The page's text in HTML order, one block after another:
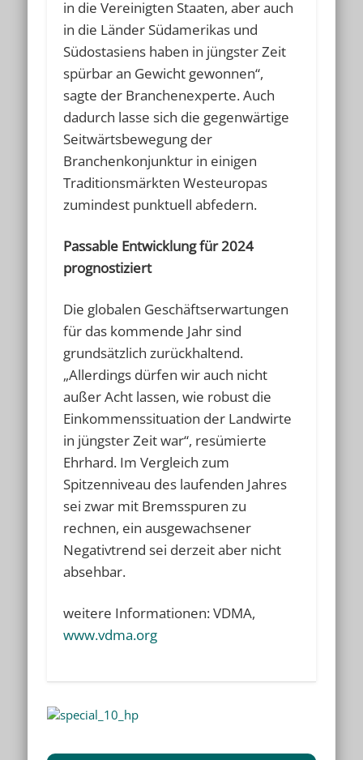
in die Vereinigten Staaten, aber auch
in die Länder Südamerikas und
Südostasiens haben in jüngster Zeit
spürbar an Gewicht gewonnen“,
sagte der Branchenexperte. Auch
dadurch lasse sich die gegenwärtige
Seitwärtsbewegung der
Branchenkonjunktur in einigen
Traditionsmärkten Westeuropas
zumindest punktuell abfedern.
Passable Entwicklung für 2024
prognostiziert
Die globalen Geschäftserwartungen
für das kommende Jahr sind
grundsätzlich zurückhaltend.
„Allerdings dürfen wir auch nicht
außer Acht lassen, wie robust die
Einkommenssituation der Landwirte
in jüngster Zeit war“, resümierte
Ehrhard. Im Vergleich zum
Spitzenniveau des laufenden Jahres
sei zwar mit Bremsspuren zu
rechnen, ein ausgewachsener
Negativtrend sei derzeit aber nicht
absehbar.
weitere Informationen: VDMA,
www.vdma.org